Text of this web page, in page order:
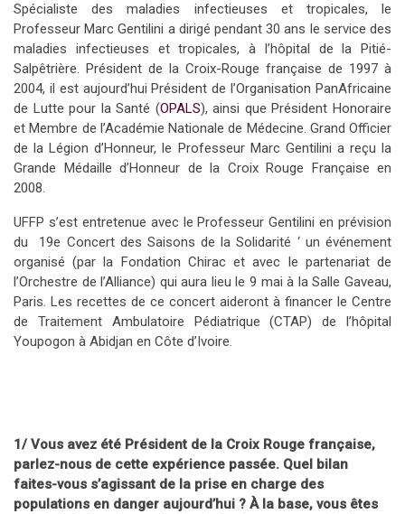
Spécialiste des maladies infectieuses et tropicales, le
Professeur Marc Gentilini a dirigé pendant 30 ans le service des
maladies infectieuses et tropicales, à l’hôpital de la Pitié-
Salpêtrière. Président de la Croix-Rouge française de 1997 à
2004, il est aujourd’hui Président de l’Organisation PanAfricaine
de Lutte pour la Santé (OPALS), ainsi que Président Honoraire
et Membre de l’Académie Nationale de Médecine. Grand Officier
de la Légion d’Honneur, le Professeur Marc Gentilini a reçu la
Grande Médaille d’Honneur de la Croix Rouge Française en
2008.
UFFP s’est entretenue avec le Professeur Gentilini en prévision
du 19e Concert des Saisons de la Solidarité ‘ un événement
organisé (par la Fondation Chirac et avec le partenariat de
l’Orchestre de l’Alliance) qui aura lieu le 9 mai à la Salle Gaveau,
Paris. Les recettes de ce concert aideront à financer le Centre
de Traitement Ambulatoire Pédiatrique (CTAP) de l’hôpital
Youpogon à Abidjan en Côte d’Ivoire.
1/ Vous avez été Président de la Croix Rouge française,
parlez-nous de cette expérience passée. Quel bilan
faites-vous s’agissant de la prise en charge des
populations en danger aujourd’hui ? À la base, vous êtes